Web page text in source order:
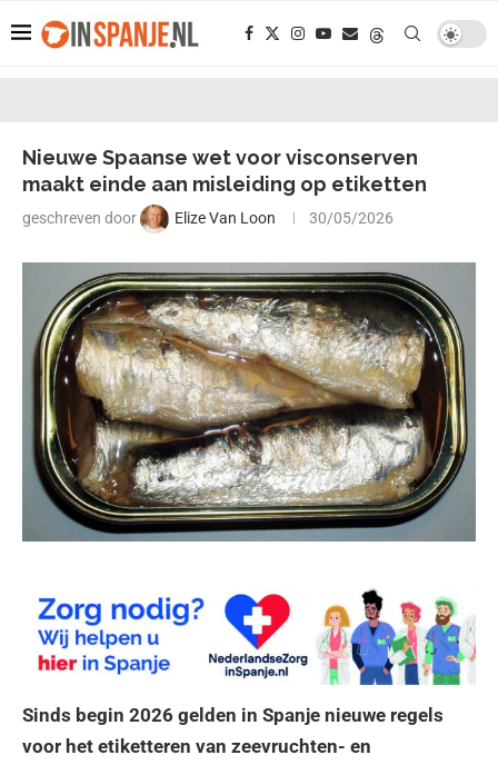
Nieuwe Spaanse wet voor visconserven
maakt einde aan misleiding op etiketten
geschreven door Elize Van Loon 30/05/2026
Sinds begin 2026 gelden in Spanje nieuwe regels
voor het etiketteren van zeevruchten- en